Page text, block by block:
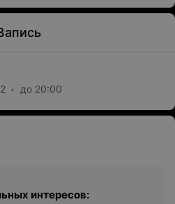
до 20:00
интересов: